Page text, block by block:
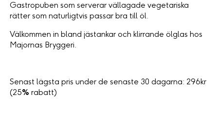
Gastropuben som serverar vällagade vegetariska
rätter som naturligtvis passar bra till öl.
Välkommen in bland jästankar och klirrande ölglas hos
Majornas Bryggeri.
Senast lägsta pris under de senaste 30 dagarna: 296kr
(25% rabatt)